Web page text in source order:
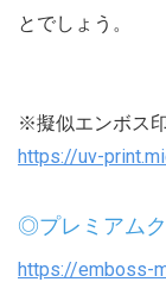
とでしょう。
※擬似エンボス
https://uv-
◎プレミアム
https://emboss-